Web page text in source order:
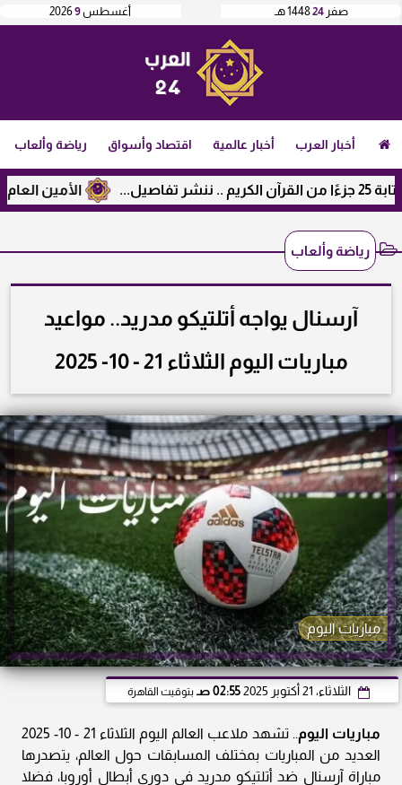
أغسطس9
2026 صفر 241448 هـ
أخبار العرب أخبار عالمية اقتصاد وأسواق رياضة وألعاب
الأمين العام لرابطة
رياضة وألعاب
آرسنال يواجه أتلتيكو مدريد.. مواعيد
مباريات اليوم الثلاثاء 21 - 10- 2025
مباريات اليوم
الثلاثاء، 21 أكتوبر 2025 02:55 صـ بتوقيت القاهرة
مباريات اليوم
.. تشهد ملاعب العالم اليوم الثلاثاء 21 - 10- 2025
العديد من المباريات بمختلف المسابقات حول العالم، يتصدرها
مباراة آرسنال ضد أتلتيكو مدريد فى دوري أبطال أوروبا، فضلا